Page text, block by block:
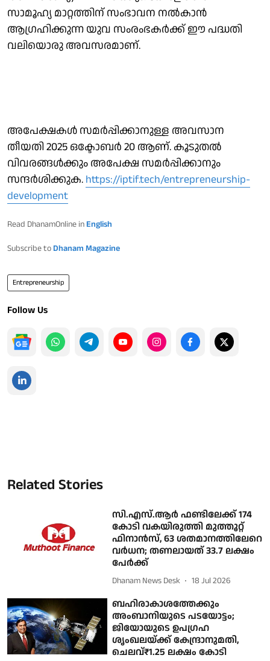
സാമൂഹ്യ മാറ്റത്തിന് സംഭാവന നല്‍കാന്‍
ആഗ്രഹിക്കുന്ന യുവ സംരംഭകര്‍ക്ക് ഈ പദ്ധതി
വലിയൊരു അവസരമാണ്.
അപേക്ഷകള്‍ സമര്‍പ്പിക്കാനുള്ള അവസാന
തീയതി 2025 ഒക്ടോബര്‍ 20 ആണ്. കൂടുതല്‍
വിവരങ്ങള്‍ക്കും അപേക്ഷ സമര്‍പ്പിക്കാനും
സന്ദര്‍ശിക്കുക. https://iptif.tech/entrepreneurship-
development
Read DhanamOnline in English
Subscribe to Dhanam Magazine
Entrepreneurship
Follow Us
Related Stories
സി.എസ്.ആർ ഫണ്ടിലേക്ക് 174
കോടി വകയിരുത്തി മുത്തൂറ്റ്
ഫിനാൻസ്, 63 ശതമാനത്തിലേറെ
വർധന; തണലായത് 33.7 ലക്ഷം
പേര്‍ക്ക്
Dhanam News Desk 18 Jul 2026
ബഹിരാകാശത്തേക്കും
അംബാനിയുടെ പടയോട്ടം;
ജിയോയുടെ ഉപഗ്രഹ
ശൃംഖലയ്ക്ക് കേന്ദ്രാനുമതി,
ചെലവ്‌₹1.25 ലക്ഷം കോടി